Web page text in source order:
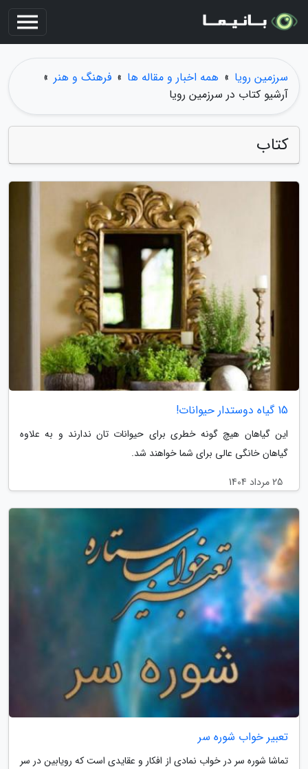
سرزمین رویا » همه اخبار و مقاله ها » فرهنگ و هنر »
آرشیو کتاب در سرزمین رویا
کتاب
15 گیاه دوستدار حیوانات!
این گیاهان هیچ گونه خطری برای حیوانات تان ندارند و به علاوه
گیاهان خانگی عالی برای شما خواهند شد.
25 مرداد 1404
تعبیر خواب شوره سر
تماشا شوره سر در خواب نمادی از افکار و عقایدی است که رویابین در سر